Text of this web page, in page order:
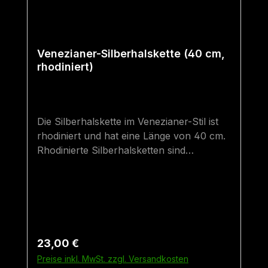
Venezianer-Silberhalskette (40 cm,
rhodiniert)
Die Silberhalskette im Venezianer-Stil ist
rhodiniert und hat eine Länge von 40 cm.
Rhodinierte Silberhalsketten sind
kleinste "Erwachsenen-Größe" - sie sind
optimal für sehr schmale Hälse geeignet.
Sollte der Anhänger etwas weiter unten
Regulärer Preis:
23,00 €
Preise inkl. MwSt. zzgl. Versandkosten